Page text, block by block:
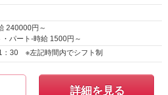
240000円～
・パート-時給 1500円～
：30 ※左記時間内でシフト制
詳細を見る